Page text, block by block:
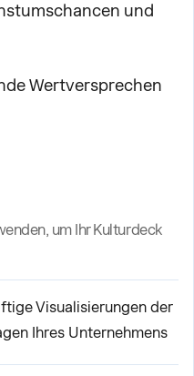
und
Wertversprechen
um Ihr Kulturdeck
Visualisierungen der
Ihres Unternehmens